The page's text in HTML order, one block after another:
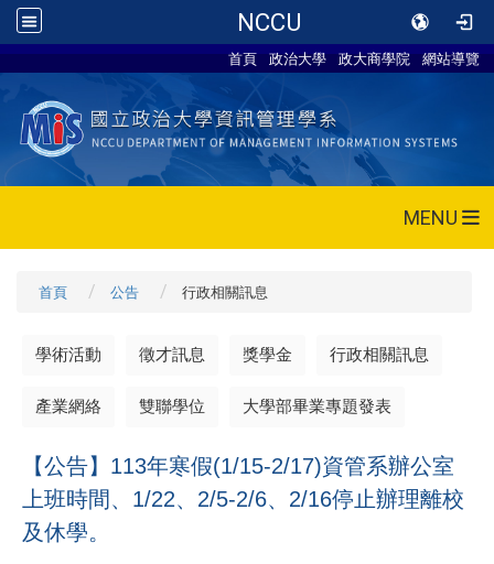
NCCU
首頁 政治大學 政大商學院 網站導覽
MENU
首頁 公告 行政相關訊息
學術活動 徵才訊息 獎學金 行政相關訊息
產業網絡 雙聯學位 大學部畢業專題發表
【公告】113年寒假(1/15-2/17)資管系辦公室
上班時間、1/22、2/5-2/6、2/16停止辦理離校
及休學。